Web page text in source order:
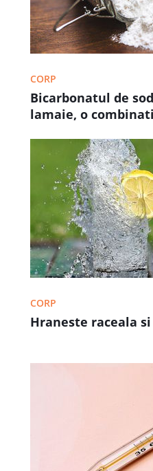
CORP
Bicarbonatul de
lamaie, o
CORP
Hraneste raceala